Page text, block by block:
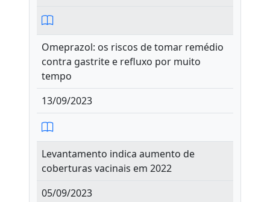
Omeprazol: os riscos de tomar remédio
contra gastrite e refluxo por muito
tempo
13/09/2023
Levantamento indica aumento de
coberturas vacinais em 2022
05/09/2023